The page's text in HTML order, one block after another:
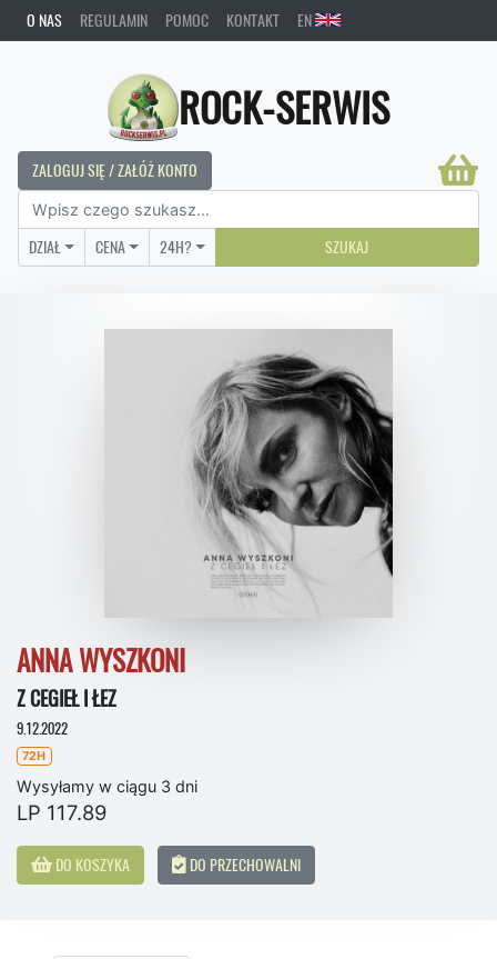
O NAS REGULAMIN POMOC KONTAKT EN
ROCK-SERWIS
ZALOGUJ SIĘ / ZAŁÓŻ KONTO
DZIAŁ CENA 24H? SZUKAJ
ANNA WYSZKONI
Z CEGIEŁ I ŁEZ
9.12.2022
72H
Wysyłamy w ciągu 3 dni
LP 117.89
DO KOSZYKA DO PRZECHOWALNI